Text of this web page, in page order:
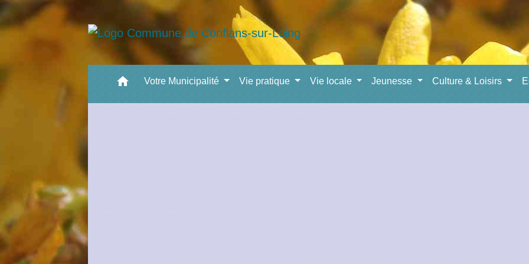
home Votre Municipalité Vie pratique Vie locale Jeunesse Culture & Loisirs